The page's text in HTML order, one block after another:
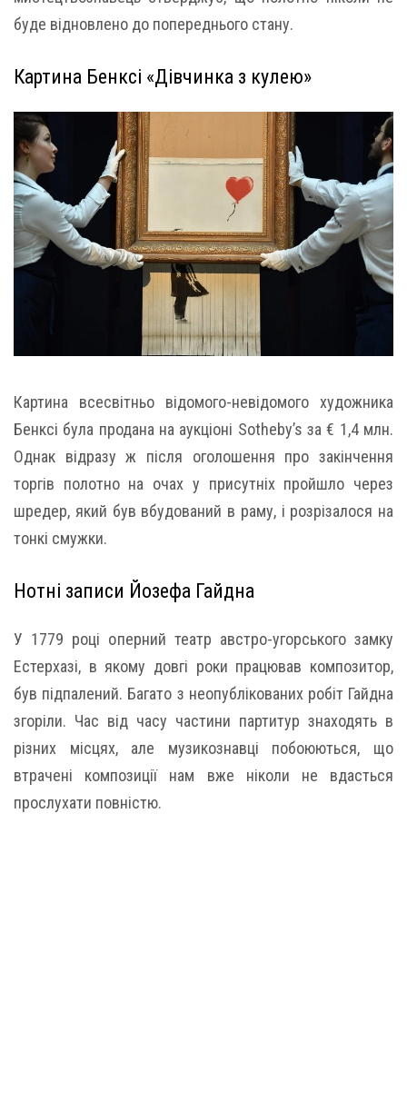
буде відновлено до попереднього стану.
Картина Бенксі «Дівчинка з кулею»
Картина всесвітньо відомого-невідомого художника
Бенксі була продана на аукціоні Sotheby’s за € 1,4 млн.
Однак відразу ж після оголошення про закінчення
торгів полотно на очах у присутніх пройшло через
шредер, який був вбудований в раму, і розрізалося на
тонкі смужки.
Нотні записи Йозефа Гайдна
У 1779 році оперний театр австро-угорського замку
Естерхазі, в якому довгі роки працював композитор,
був підпалений. Багато з неопублікованих робіт Гайдна
згоріли. Час від часу частини партитур знаходять в
різних місцях, але музикознавці побоюються, що
втрачені композиції нам вже ніколи не вдасться
прослухати повністю.